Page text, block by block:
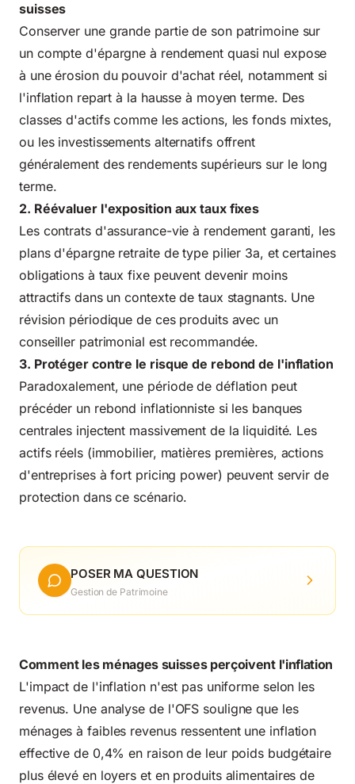
suisses
Conserver une grande partie de son patrimoine sur
un compte d'épargne à rendement quasi nul expose
à une érosion du pouvoir d'achat réel, notamment si
l'inflation repart à la hausse à moyen terme. Des
classes d'actifs comme les actions, les fonds mixtes,
ou les investissements alternatifs offrent
généralement des rendements supérieurs sur le long
terme.
2. Réévaluer l'exposition aux taux fixes
Les contrats d'assurance-vie à rendement garanti, les
plans d'épargne retraite de type pilier 3a, et certaines
obligations à taux fixe peuvent devenir moins
attractifs dans un contexte de taux stagnants. Une
révision périodique de ces produits avec un
conseiller patrimonial est recommandée.
3. Protéger contre le risque de rebond de l'inflation
Paradoxalement, une période de déflation peut
précéder un rebond inflationniste si les banques
centrales injectent massivement de la liquidité. Les
actifs réels (immobilier, matières premières, actions
d'entreprises à fort pricing power) peuvent servir de
protection dans ce scénario.
POSER MA QUESTION
Gestion de Patrimoine
Comment les ménages suisses perçoivent l'inflation
L'impact de l'inflation n'est pas uniforme selon les
revenus. Une analyse de l'OFS souligne que les
ménages à faibles revenus ressentent une inflation
effective de 0,4% en raison de leur poids budgétaire
plus élevé en loyers et en produits alimentaires de